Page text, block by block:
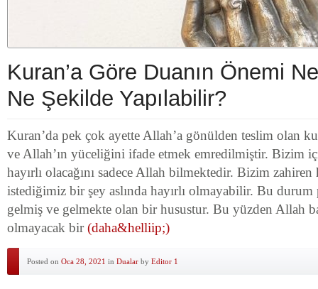
Kuran’a Göre Duanın Önemi
Ne Şekilde Yapılabilir?
Kuran’da pek çok ayette Allah’a gönülden teslim olan
ve Allah’ın yüceliğini ifade etmek emredilmiştir. Bizim
hayırlı olacağını sadece Allah bilmektedir. Bizim
istediğimiz bir şey aslında hayırlı olmayabilir. Bu durum
gelmiş ve gelmekte olan bir husustur. Bu yüzden Allah
olmayacak bir(daha&helliip;)
Posted on Oca 28, 2021 in Dualar by Editor 1